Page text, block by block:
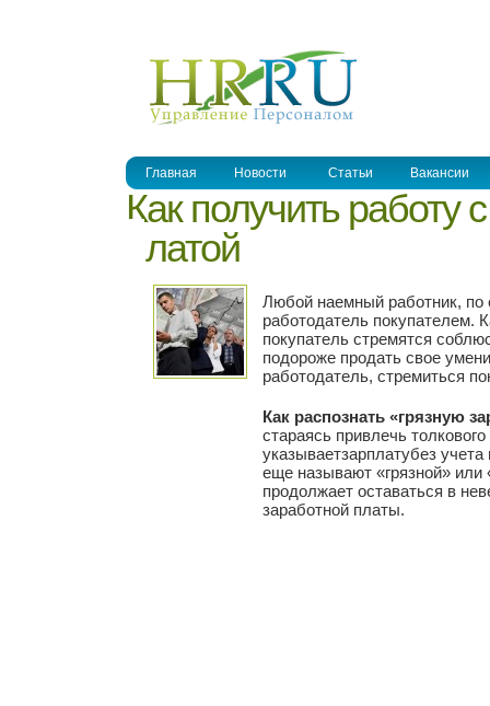
Главная Новости Статьи Вакансии
Как получить работу
платой
Любой наемный работник, по
работодатель покупателем.
покупатель стремятся
подороже продать свое
работодатель, стремиться
Как распознать «грязную
стараясь привлечь
указываетзарплатубез
еще называют «грязной» или
продолжает оставаться в
заработной платы.